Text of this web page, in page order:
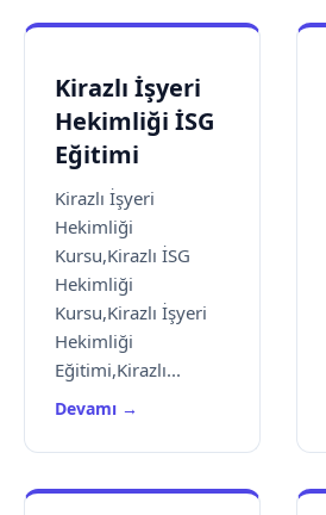
Kirazlı İşyeri
Hekimliği İSG
Eğitimi
Kirazlı İşyeri
Hekimliği
Kursu,Kirazlı İSG
Hekimliği
Kursu,Kirazlı İşyeri
Hekimliği
Eğitimi,Kirazlı...
Devamı →